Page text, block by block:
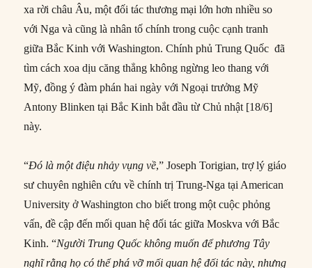
xa rời châu Âu, một đối tác thương mại lớn hơn nhiều so
với Nga và cũng là nhân tố chính trong cuộc cạnh tranh
giữa Bắc Kinh với Washington. Chính phủ Trung Quốc đã
tìm cách xoa dịu căng thẳng không ngừng leo thang với
Mỹ, đồng ý đàm phán hai ngày với Ngoại trưởng Mỹ
Antony Blinken tại Bắc Kinh bắt đầu từ Chủ nhật [18/6]
này.
“Đó là một điệu nhảy vụng về,” Joseph Torigian, trợ lý giáo
sư chuyên nghiên cứu về chính trị Trung-Nga tại American
University ở Washington cho biết trong một cuộc phỏng
vấn, đề cập đến mối quan hệ đối tác giữa Moskva với Bắc
Kinh. “Người Trung Quốc không muốn để phương Tây
nghĩ rằng họ có thể phá vỡ mối quan hệ đối tác này, nhưng